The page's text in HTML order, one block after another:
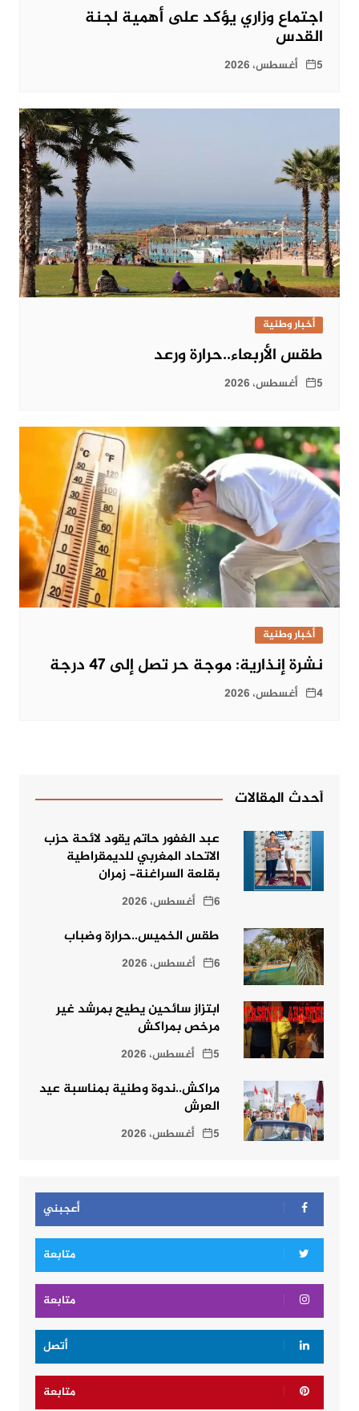
اجتماع وزاري يؤكد على أهمية لجنة
القدس
5 أغسطس، 2026
أخبار وطنية
طقس الأربعاء..حرارة ورعد
5 أغسطس، 2026
أخبار وطنية
نشرة إنذارية: موجة حر تصل إلى 47 درجة
4 أغسطس، 2026
أحدث المقالات
عبد الغفور حاتم يقود لائحة حزب
الاتحاد المغربي للديمقراطية
بقلعة السراغنة- زمران
6 أغسطس، 2026
طقس الخميس..حرارة وضباب
6 أغسطس، 2026
ابتزاز سائحين يطيح بمرشد غير
مرخص بمراكش
5 أغسطس، 2026
مراكش..ندوة وطنية بمناسبة عيد
العرش
5 أغسطس، 2026
أعجبني
متابعة
متابعة
أتصل
متابعة